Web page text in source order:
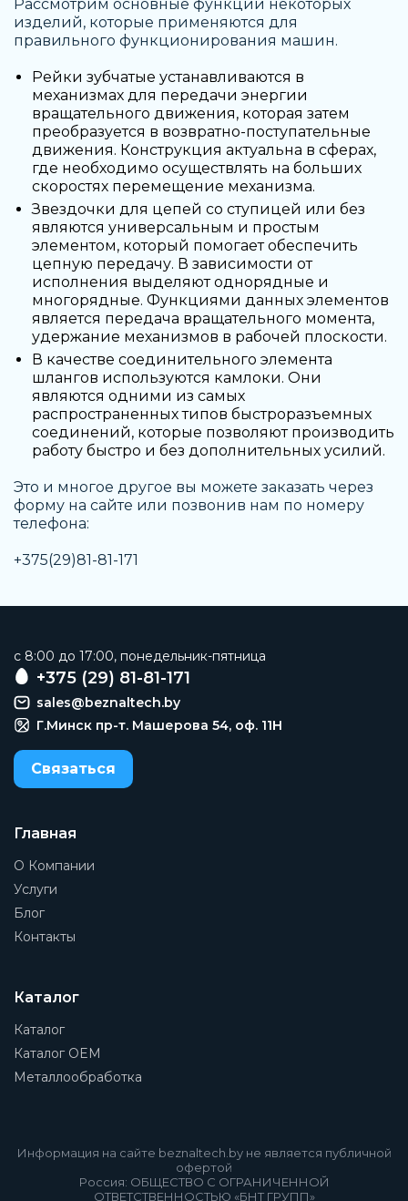
Рассмотрим основные функции некоторых
изделий, которые применяются для
правильного функционирования машин.
Рейки зубчатые устанавливаются в
механизмах для передачи энергии
вращательного движения, которая затем
преобразуется в возвратно-поступательные
движения. Конструкция актуальна в сферах,
где необходимо осуществлять на больших
скоростях перемещение механизма.
Звездочки для цепей со ступицей или без
являются универсальным и простым
элементом, который помогает обеспечить
цепную передачу. В зависимости от
исполнения выделяют однорядные и
многорядные. Функциями данных элементов
является передача вращательного момента,
удержание механизмов в рабочей плоскости.
В качестве соединительного элемента
шлангов используются камлоки. Они
являются одними из самых
распространенных типов быстроразъемных
соединений, которые позволяют производить
работу быстро и без дополнительных усилий.
Это и многое другое вы можете заказать через
форму на сайте или позвонив нам по номеру
телефона:
+375(29)81-81-171
c 8:00 до 17:00, понедельник-пятница
+375 (29) 81-81-171
sales@beznaltech.by
Г.Минск пр-т. Машерова 54, оф. 11H
Связаться
Главная
О Компании
Услуги
Блог
Контакты
Каталог
Каталог
Каталог OEM
Металлообработка
Информация на сайте beznaltech.by не является публичной
офертой
Россия: ОБЩЕСТВО С ОГРАНИЧЕННОЙ
ОТВЕТСТВЕННОСТЬЮ «БНТ ГРУПП»